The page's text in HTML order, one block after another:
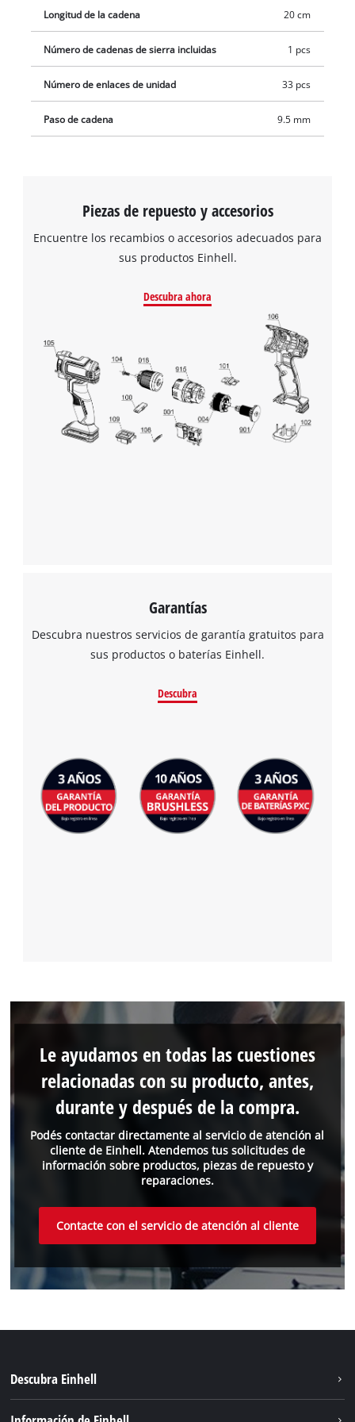
cargar el servicio Google Maps!
This content is not permitted to load due
visitor. The website owner needs to setup
to the list of technologies used.
Usercentrics Consent
Management Platform
Longitud de la cadena 20 cm
Número de cadenas de sierra incluidas 1 pcs
Número de enlaces de unidad 33 pcs
Paso de cadena 9.5 mm
Piezas de repuesto y accesorios
Encuentre los recambios o accesorios adecuados para
sus productos Einhell.
Descubra ahora
Garantías
Descubra nuestros servicios de garantía gratuitos para
sus productos o baterías Einhell.
Descubra
Podés contactar directamente al servicio de atención al
cliente de Einhell. Atendemos tus solicitudes de
información sobre productos, piezas de repuesto y
reparaciones.
Le ayudamos en todas las cuestiones
relacionadas con su producto, antes,
durante y después de la compra.
Contacte con el servicio de atención al cliente
Descubra Einhell